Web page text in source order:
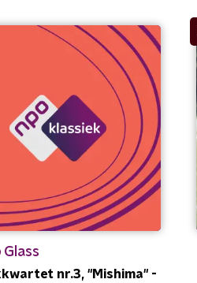
Glass
nr.3, "Mishima" -